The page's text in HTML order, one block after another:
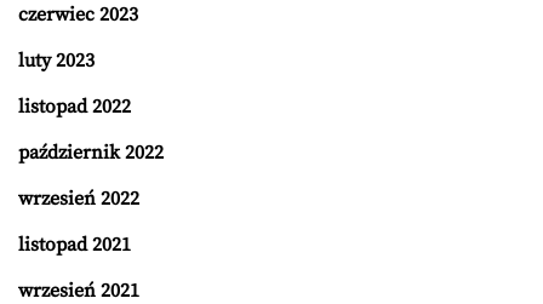
czerwiec 2023
luty 2023
listopad 2022
październik 2022
wrzesień 2022
listopad 2021
wrzesień 2021